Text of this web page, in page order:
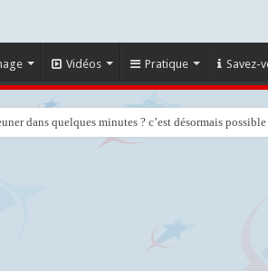
Vidéos Pratique Savez-
dans quelques minutes ? c’est désormais